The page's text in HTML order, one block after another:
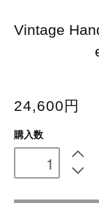
Vintage
24,600円
購入数